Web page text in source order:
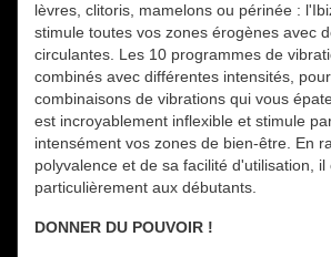
lèvres, clitoris, mamelons ou périnée :
stimule toutes vos zones érogènes avec
circulantes. Les 10 programmes de
combinés avec différentes intensités,
combinaisons de vibrations qui vous
est incroyablement inflexible et stimule
intensément vos zones de bien-être. En
polyvalence et de sa facilité d'utilisation, il
particulièrement aux débutants.
DONNER DU POUVOIR !